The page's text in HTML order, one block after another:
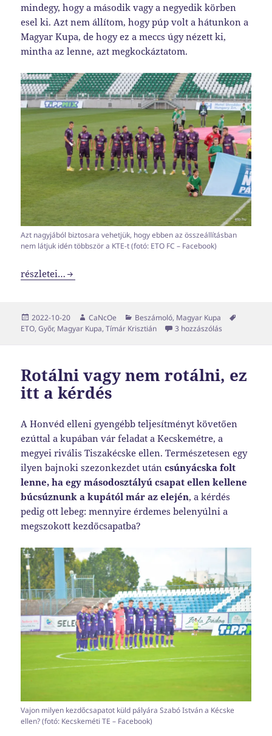
mindegy, hogy a második vagy a negyedik körben
esel ki. Azt nem állítom, hogy púp volt a hátunkon a
Magyar Kupa, de hogy ez a meccs úgy nézett ki,
mintha az lenne, azt megkockáztatom.
Azt nagyjából biztosara vehetjük, hogy ebben az összeállításban
nem látjuk idén többször a KTE-t (fotó: ETO FC – Facebook)
Egy pohárnyi hidegzuhany
részletei…
Közzétéve
2022-10-20 Szerző
CaNcOe Kategória
Beszámoló, Magyar Kupa
ETO,Győr, Magyar Kupa,Tímár Krisztián 3 hozzászólás
Rotálni vagy nem rotálni, ez
itt a kérdés
A Honvéd elleni gyengébb teljesítményt követően
ezúttal a kupában vár feladat a Kecskemétre, a
megyei rivális Tiszakécske ellen. Természetesen egy
ilyen bajnoki szezonkezdet utáncsúnyácska folt
lenne, ha egy másodosztályú csapat ellen kellene
búcsúznunk a kupától már az elején, a kérdés
pedig ott lebeg: mennyire érdemes belenyúlni a
megszokott kezdőcsapatba?
Vajon milyen kezdőcsapatot küld pályára Szabó István a Kécske
ellen? (fotó: Kecskeméti TE – Facebook)